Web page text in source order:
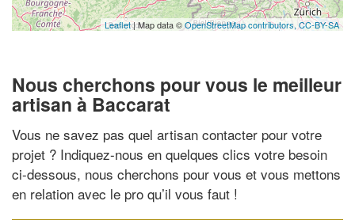
Leaflet| Map data ©OpenStreetMap contributors, CC-BY-SA
Nous cherchons pour vous le meilleur
artisan à Baccarat
Vous ne savez pas quel artisan contacter pour votre
projet ? Indiquez-nous en quelques clics votre besoin
ci-dessous, nous cherchons pour vous et vous mettons
en relation avec le pro qu’il vous faut !